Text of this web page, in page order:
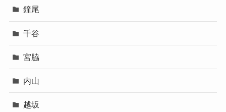
鐘尾
千谷
宮脇
内山
越坂